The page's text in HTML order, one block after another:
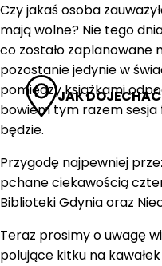
JAK DOJECHAĆ
Czy jakaś osoba
mają wolne? Nie tego
co zostało zaplanowane
pozostanie jedynie w
pomiędzy książkami
bowiem tym razem
będzie.
Przygodę najpewniej
pchane ciekawością
Biblioteki Gdynia oraz
Teraz prosimy o uwagę
polujące kitku na